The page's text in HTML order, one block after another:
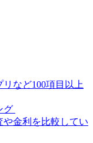
など100項目以上
グ
や金利を比較してい